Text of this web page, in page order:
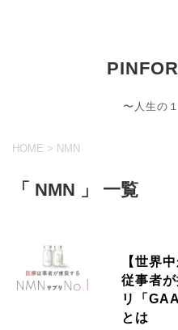
〜人生の
HOME > NMN
「 NMN 」 一覧
【世界
従事者
リ「
とは